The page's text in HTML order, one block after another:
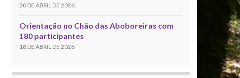
20 DE ABRIL DE 2026
Orientação no Chão das Aboboreiras com
180 participantes
18 DE ABRIL DE 2026